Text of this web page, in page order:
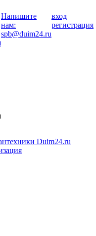
Напишите
нам:
spb@duim24.ru
вход
регистрация